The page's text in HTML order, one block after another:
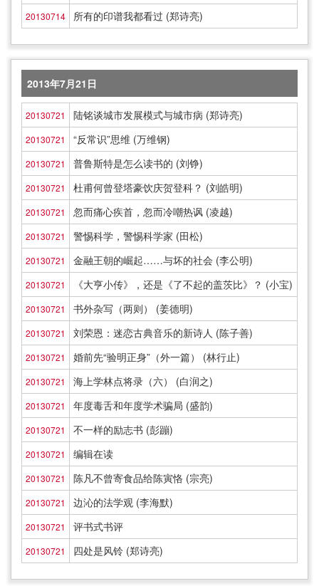
20130714 所有的印谱我都看过 (郑诗亮)
2013年7月21日
20130721 陆铭谈城市发展模式与城市病 (郑诗亮)
20130721 “反常识”思维 (万维钢)
20130721 普鲁斯特是怎么读书的 (刘铮)
20130721 杜甫何曾登塔豪饮庆贺登科？ (刘皓明)
20130721 忽而痛心疾首，忽而冷嘲热讽 (凌越)
20130721 警惕科学，警惕科学家 (田松)
20130721 金融王朝的崛起……与坏的社会 (李公明)
20130721 《大亨小传》，还是《了不起的盖茨比》？ (小宝)
20130721 书外杂写（两则） (姜德明)
20130721 刘荣恩：迷恋古典音乐的新诗人 (陈子善)
20130721 婚前先“验明正身”（外一篇） (林行止)
20130721 海上学林点将录（六） (白润之)
20130721 年度毒舌和年度学术骗局 (盛韵)
20130721 不一样的励志书 (彭蹦)
20130721 编辑在读
20130721 陈凡不曾寄食品给陈寅恪 (宗亮)
20130721 边沁的法学观 (李海默)
20130721 评书式书评
20130721 四处是风铃 (郑诗亮)